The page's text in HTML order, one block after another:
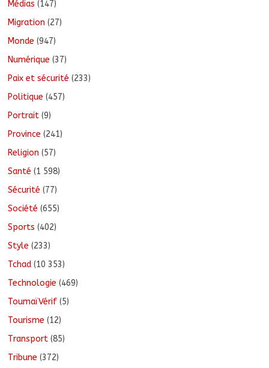
Médias (147)
Migration (27)
Monde (947)
Numérique (37)
Paix et sécurité (233)
Politique (457)
Portrait (9)
Province (241)
Religion (57)
Santé (1 598)
Sécurité (77)
Société (655)
Sports (402)
Style (233)
Tchad (10 353)
Technologie (469)
ToumaïVérif (5)
Tourisme (12)
Transport (85)
Tribune (372)